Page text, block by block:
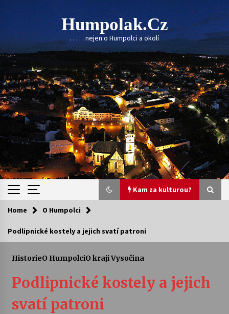
Skip
to
content
Humpolak.cz
. . . . . nejen o Humpolci a okolí
Kam za kulturou?
Kam za kulturou?
Sukuba Ensemble
Vernisáž výstavy Josefíny Duškové: Stávám se
kapkou
Home O Humpolci
Podlipnické kostely a jejich svatí patroni
HistorieO HumpolciO kraji Vysočina
Podlipnické kostely a jejich
svatí patroni